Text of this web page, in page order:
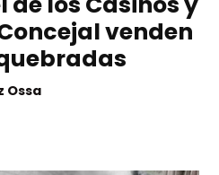
venden
Ossa